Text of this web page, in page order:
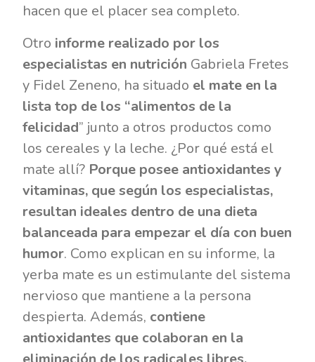
hacen que el placer sea completo.
Otro informe realizado por los
especialistas en nutrición Gabriela Fretes
y Fidel Zeneno, ha situado el mate en la
lista top de los “alimentos de la
felicidad” junto a otros productos como
los cereales y la leche. ¿Por qué está el
mate allí? Porque posee antioxidantes y
vitaminas, que según los especialistas,
resultan ideales dentro de una dieta
balanceada para empezar el día con buen
humor. Como explican en su informe, la
yerba mate es un estimulante del sistema
nervioso que mantiene a la persona
despierta. Además, contiene
antioxidantes que colaboran en la